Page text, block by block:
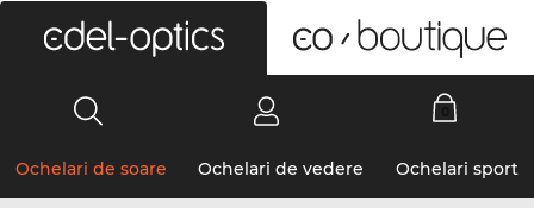
Ochelari de soare Ochelari de vedere Ochelari sport